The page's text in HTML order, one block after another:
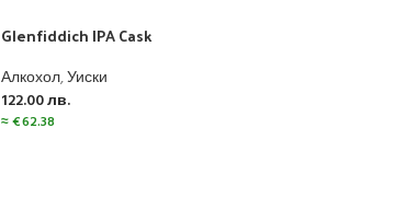
Glenfiddich IPA Cask
Алкохол,Уиски
122.00лв.
≈€62.38